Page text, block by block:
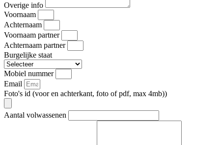
Overige info
Voornaam
Achternaam
Voornaam partner
Achternaam partner
Burgelijke staat
Mobiel nummer
Email
Foto's id (voor en achterkant, foto of pdf, max 4mb))
Aantal volwassenen